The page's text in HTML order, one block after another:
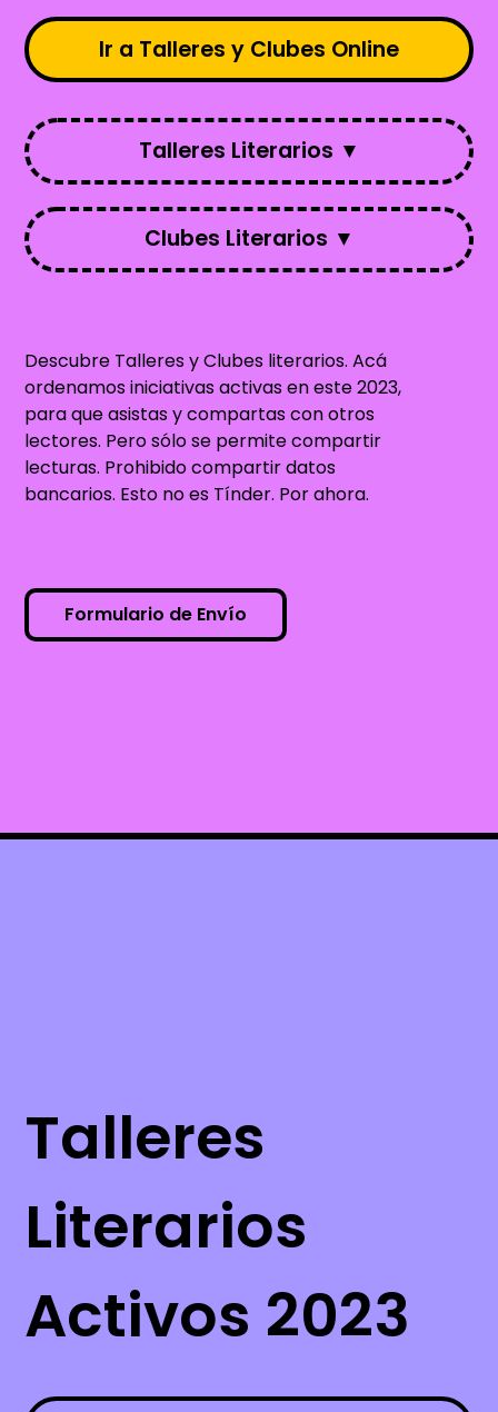
Ir a Talleres y Clubes Online
Talleres Literarios ▼
Clubes Literarios ▼
Descubre Talleres y Clubes literarios. Acá
ordenamos iniciativas activas en este 2023,
para que asistas y compartas con otros
lectores. Pero sólo se permite compartir
lecturas. Prohibido compartir datos
bancarios. Esto no es Tínder. Por ahora.
Formulario de Envío
Talleres
Literarios
Activos 2023